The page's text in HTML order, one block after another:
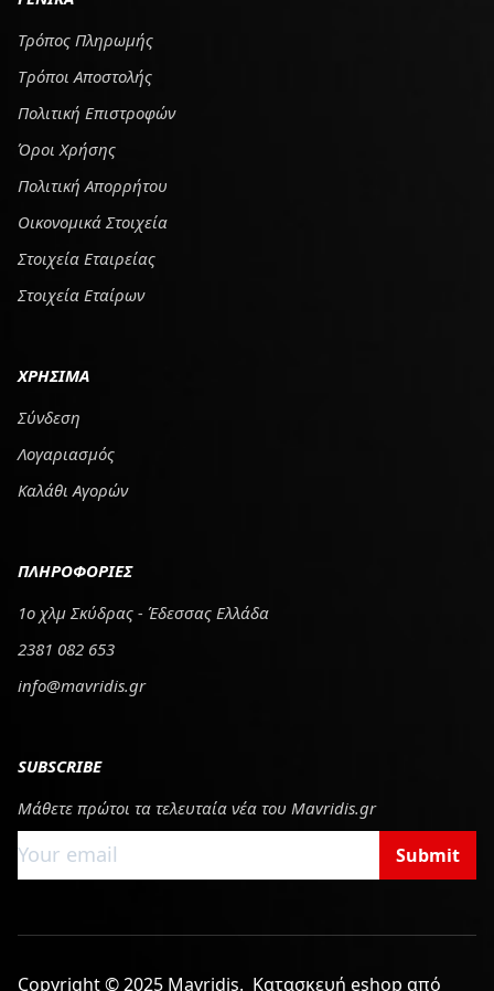
Τρόπος Πληρωμής
Tρόποι Αποστολής
Πολιτική Επιστροφών
Όροι Χρήσης
Πολιτική Απορρήτου
Οικονομικά Στοιχεία
Στοιχεία Εταιρείας
Στοιχεία Εταίρων
ΧΡΗΣΙΜΑ
Σύνδεση
Λογαριασμός
Καλάθι Αγορών
ΠΛΗΡΟΦΟΡΙΕΣ
1ο χλμ Σκύδρας - Έδεσσας Ελλάδα
2381 082 653
info@mavridis.gr
SUBSCRIBE
Μάθετε πρώτοι τα τελευταία νέα του Mavridis.gr
Submit
Copyright © 2025 Mavridis. Κατασκευή eshop από